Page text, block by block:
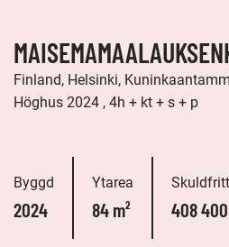
Finland, Helsinki,
Höghus 2024 , 4h + kt + s + p
Byggd
2024
Ytarea
84 m² 408